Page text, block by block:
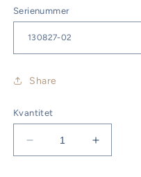
Serienummer
Share
Kvantitet
Minska
kvantitet
Öka
kvantitet